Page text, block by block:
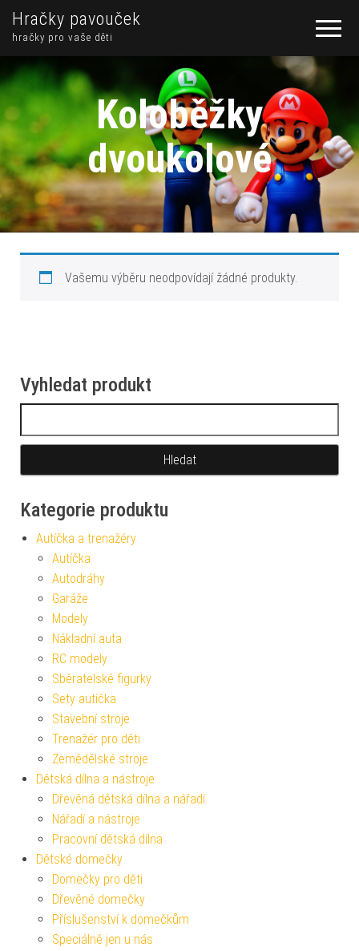
Hračky pavouček
hračky pro vaše děti
Koloběžky
dvoukolové
Vašemu výběru neodpovídají žádné produkty.
Vyhledat produkt
Kategorie produktu
Autíčka a trenažéry
Autíčka
Autodráhy
Garáže
Modely
Nákladní auta
RC modely
Sběratelské figurky
Sety autíčka
Stavební stroje
Trenažér pro děti
Zemědělské stroje
Dětská dílna a nástroje
Dřevěná dětská dílna a nářadí
Nářadí a nástroje
Pracovní dětská dílna
Dětské domečky
Domečky pro děti
Dřevěné domečky
Příslušenství k domečkům
Speciálně jen u nás